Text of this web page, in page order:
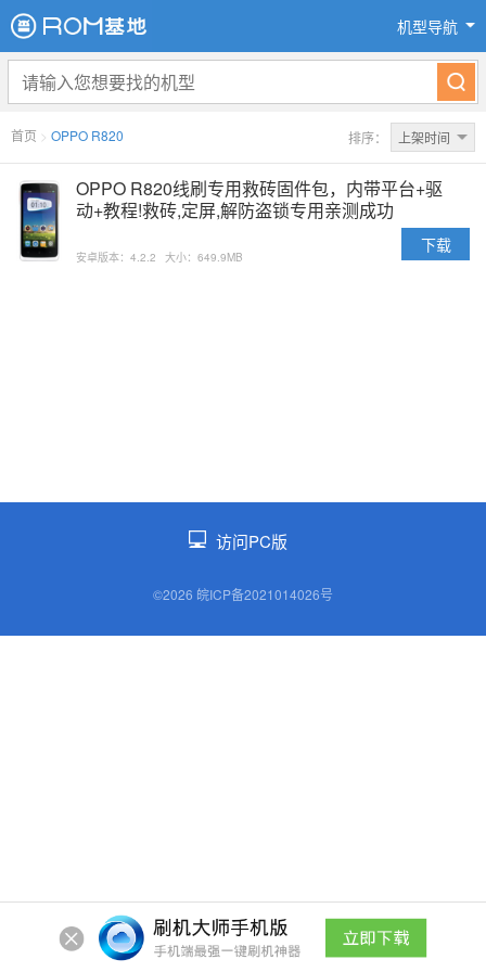
机型导航
首页 > OPPO R820 排序： 上架时间
OPPO R820线刷专用救砖固件包，内带平台+驱
动+教程!救砖,定屏,解防盗锁专用亲测成功
安卓版本：4.2.2 大小：649.9MB
下载
访问PC版
©2026 皖ICP备2021014026号